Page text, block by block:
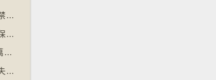
【十萬八千里】美加邊境跨國圖書館美國正門被禁另開「加拿大」門
【十萬八千里】德國巴伐利亞州以地區貨幣作環保金融工具
【十萬八千里】印度以新電腦系統改卷致逾200萬考生成績或有出錯
【十萬八千里】紐約科技公司研究人工智能代理失控情況